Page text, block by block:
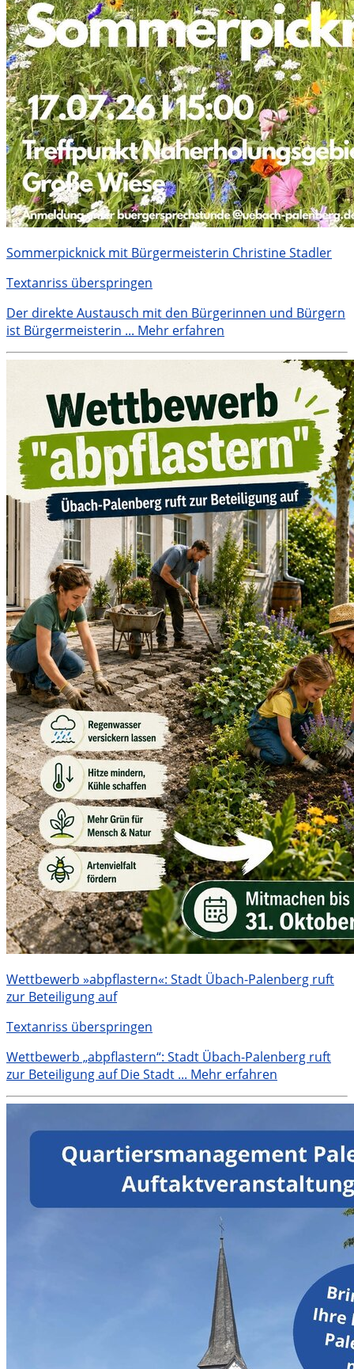
Sommerpicknick mit Bürgermeisterin Christine Stadler
Textanriss überspringen
Der direkte Austausch mit den Bürgerinnen und Bürgern
ist Bürgermeisterin ... Mehr erfahren
Wettbewerb »abpflastern«: Stadt Übach-Palenberg ruft
zur Beteiligung auf
Textanriss überspringen
Wettbewerb „abpflastern“: Stadt Übach-Palenberg ruft
zur Beteiligung auf Die Stadt ... Mehr erfahren